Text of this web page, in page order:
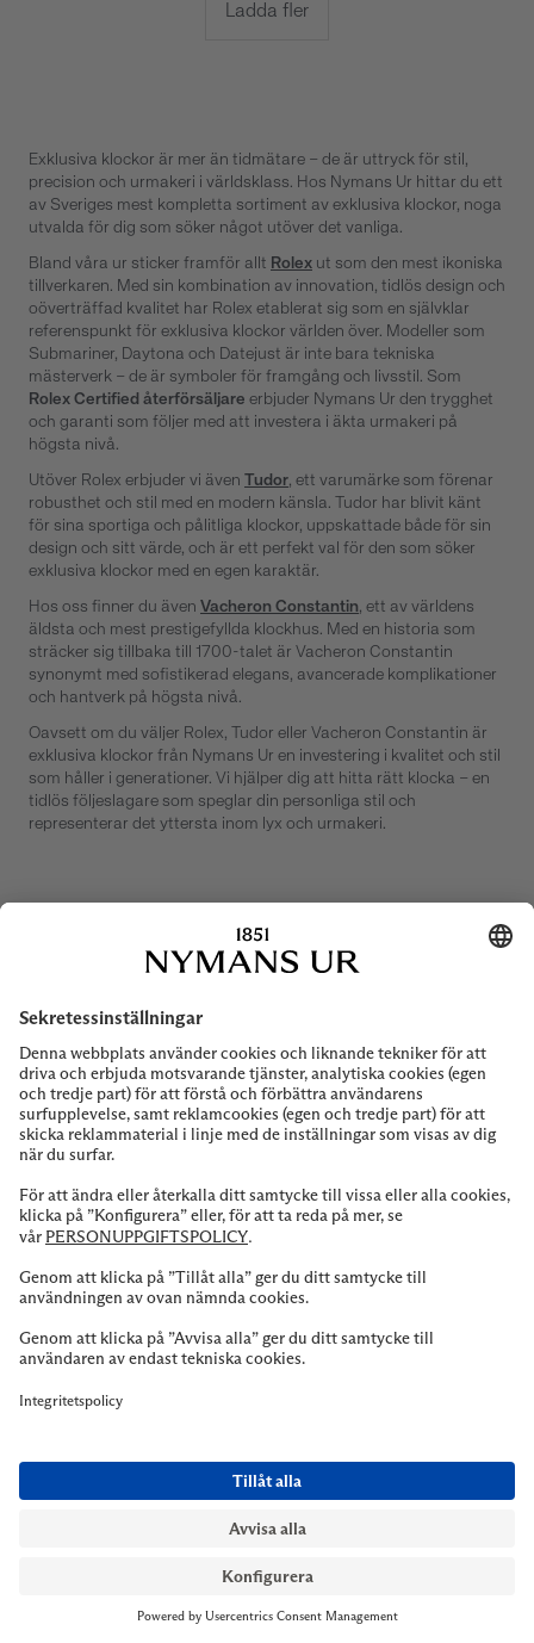
Ladda fler
Exklusiva klockor är mer än tidmätare – de är uttryck för stil,
precision och urmakeri i världsklass. Hos Nymans Ur hittar du ett
av Sveriges mest kompletta sortiment av exklusiva klockor, noga
utvalda för dig som söker något utöver det vanliga.
Bland våra ur sticker framför allt Rolex ut som den mest ikoniska
tillverkaren. Med sin kombination av innovation, tidlös design och
oöverträffad kvalitet har Rolex etablerat sig som en självklar
referenspunkt för exklusiva klockor världen över. Modeller som
Submariner, Daytona och Datejust är inte bara tekniska
mästerverk – de är symboler för framgång och livsstil. Som
Rolex Certified återförsäljare erbjuder Nymans Ur den trygghet
och garanti som följer med att investera i äkta urmakeri på
högsta nivå.
Utöver Rolex erbjuder vi även Tudor, ett varumärke som förenar
robusthet och stil med en modern känsla. Tudor har blivit känt
för sina sportiga och pålitliga klockor, uppskattade både för sin
design och sitt värde, och är ett perfekt val för den som söker
exklusiva klockor med en egen karaktär.
Hos oss finner du även Vacheron Constantin, ett av världens
äldsta och mest prestigefyllda klockhus. Med en historia som
sträcker sig tillbaka till 1700-talet är Vacheron Constantin
synonymt med sofistikerad elegans, avancerade komplikationer
och hantverk på högsta nivå.
Oavsett om du väljer Rolex, Tudor eller Vacheron Constantin är
exklusiva klockor från Nymans Ur en investering i kvalitet och stil
som håller i generationer. Vi hjälper dig att hitta rätt klocka – en
tidlös följeslagare som speglar din personliga stil och
representerar det yttersta inom lyx och urmakeri.
BEHÖVER DU
HJÄLP?
Tveka inte på att höra av dig till vår kundservice vid frågor